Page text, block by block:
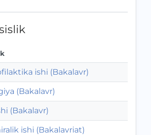
ishi (Bakalavr)
(Bakalavr)
(Bakalavr)
ishi (Bakalavriat)